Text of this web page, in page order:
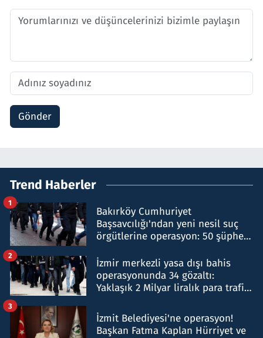
Gönder
Trend Haberler
Bakırköy Cumhuriyet
Başsavcılığı'ndan yeni nesil suç
örgütlerine operasyon: 50 şüpheli
1
İzmir merkezli yasa dışı bahis
operasyonunda 34 gözaltı:
Yaklaşık 2 Milyar liralık para trafiği
2
İzmit Belediyesi'ne operasyon!
Başkan Fatma Kaplan Hürriyet ve
3